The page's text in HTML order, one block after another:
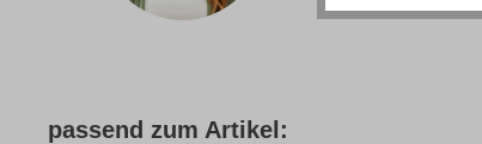
passend zum Artikel: